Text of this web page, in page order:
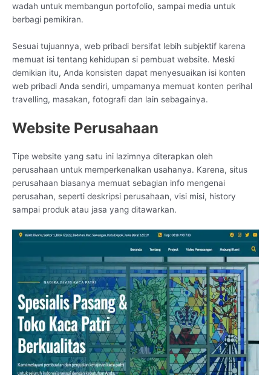
wadah untuk membangun portofolio, sampai media untuk
berbagi pemikiran.
Sesuai tujuannya, web pribadi bersifat lebih subjektif karena
memuat isi tentang kehidupan si pembuat website. Meski
demikian itu, Anda konsisten dapat menyesuaikan isi konten
web pribadi Anda sendiri, umpamanya memuat konten perihal
travelling, masakan, fotografi dan lain sebagainya.
Website Perusahaan
Tipe website yang satu ini lazimnya diterapkan oleh
perusahaan untuk memperkenalkan usahanya. Karena, situs
perusahaan biasanya memuat sebagian info mengenai
perusahan, seperti deskripsi perusahaan, visi misi, history
sampai produk atau jasa yang ditawarkan.